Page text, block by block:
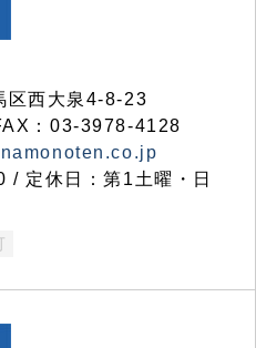
西大泉4-8-23
：03-3978-4128
定休日：第1土曜・日